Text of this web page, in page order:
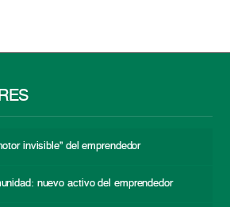
invisible” del emprendedor
nuevo activo del emprendedor